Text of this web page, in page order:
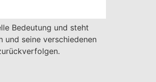
Bedeutung und steht
und seine verschiedenen